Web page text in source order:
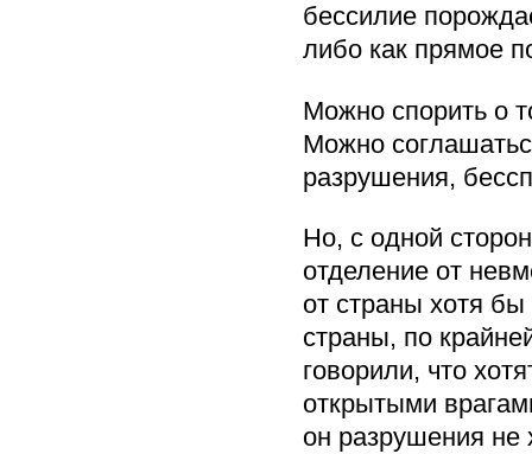
бессилие
либо как прямое
Можно спорить о
Можно
разрушения,
Но, с одной
отделение от
от страны хотя бы
страны, по
говорили, что
открытыми
он разрушения не